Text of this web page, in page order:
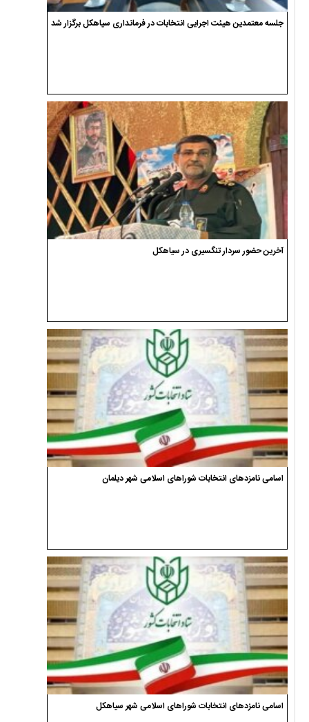
جلسه معتمدین هیئت اجرایی انتخابات در فرمانداری سیاهکل برگزار شد
آخرین حضور سردار تنگسیری در سیاهکل
اسامی نامزدهای انتخابات شوراهای اسلامی شهر دیلمان
اسامی نامزدهای انتخابات شوراهای اسلامی شهر سیاهکل